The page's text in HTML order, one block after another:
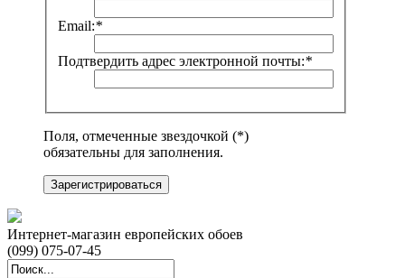
Email:*
Подтвердить адрес электронной почты:*
Поля, отмеченные звездочкой (*)
обязательны для заполнения.
Зарегистрироваться
Интернет-магазин европейских обоев
(099) 075-07-45